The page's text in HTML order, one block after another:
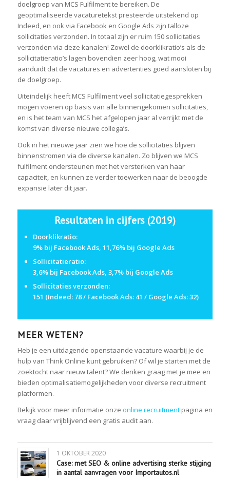
doelgroep van MCS Fulfilment te bereiken. De
geoptimaliseerde vacaturetekst presteerde uitstekend op
Indeed, en ook via Facebook en Google Ads zijn talloze
sollicitaties verzonden. In totaal zijn er ruim 150 sollicitaties
verzonden via deze kanalen! Zowel de doorklikratio’s als de
sollicitatieratio’s lagen bovendien zeer hoog, wat mooi
aanduidt dat de vacatures en advertenties goed aansloten bij
de doelgroep.
Uiteindelijk heeft MCS Fulfilment veel sollicitatiegesprekken
mogen voeren op basis van alle binnengekomen sollicitaties,
en is het team van MCS het afgelopen jaar al verrijkt met de
komst van diverse nieuwe collega’s.
Ook in het nieuwe jaar zien we hoe de sollicitaties blijven
binnenstromen via de diverse kanalen. Zo blijven we MCS
fulfilment ondersteunen met het versterken van haar
capaciteit, en kunnen ze verder toewerken naar de beoogde
expansie later dit jaar.
Resultaten in cijfers (2019)
Doorklikratio:
9% bij Facebook Ads, 11,76% bij Google Ads
Sollicitatieratio:
3,6% bij Facebook Ads, 3,7% bij Google Ads
Sollicitaties verzonden:
151 (Indeed: 78 / Facebook Ads: 41 / Google Ads: 32)
MEER WETEN?
Heb je een uitdagende openstaande vacature waarbij je de
hulp van Think Online kunt gebruiken? Of wil je starten met de
zoektocht naar nieuw talent? We denken graag met je mee en
bieden optimalisatiemogelijkheden voor diverse recruitment
platformen.
Bekijk voor meer informatie onze online recruitmentpagina en
vraag daar vrijblijvend een gratis audit aan.
1 OKTOBER 2020
Case: met SEO & online advertising sterke stijging
in aantal aanvragen voor Importautos.nl